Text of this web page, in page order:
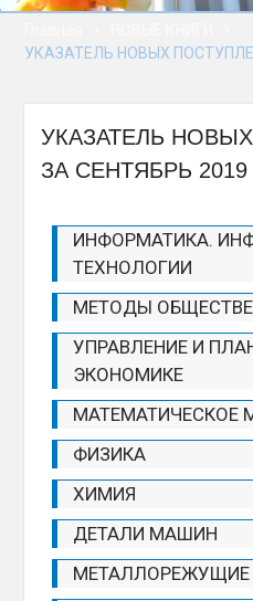
сессии Палаты
Национального
Беларусь восьмого
созыва
выпускники!» — почти
дипломы о высшем
образовании в БРУ
Палата представителей
Беларуси приняла 78
законов за сессию
УКАЗАТЕЛЬ НОВЫХ
УКАЗАТЕЛЬ
ЗА СЕНТЯБРЬ 2019
ИНФОРМАТИКА.
ТЕХНОЛОГИИ
МЕТОДЫ
УПРАВЛЕНИЕ И
ЭКОНОМИКЕ
МАТЕМАТИЧЕСКОЕ
ФИЗИКА
ХИМИЯ
ДЕТАЛИ МАШИН
МЕТАЛЛОРЕЖУЩИЕ